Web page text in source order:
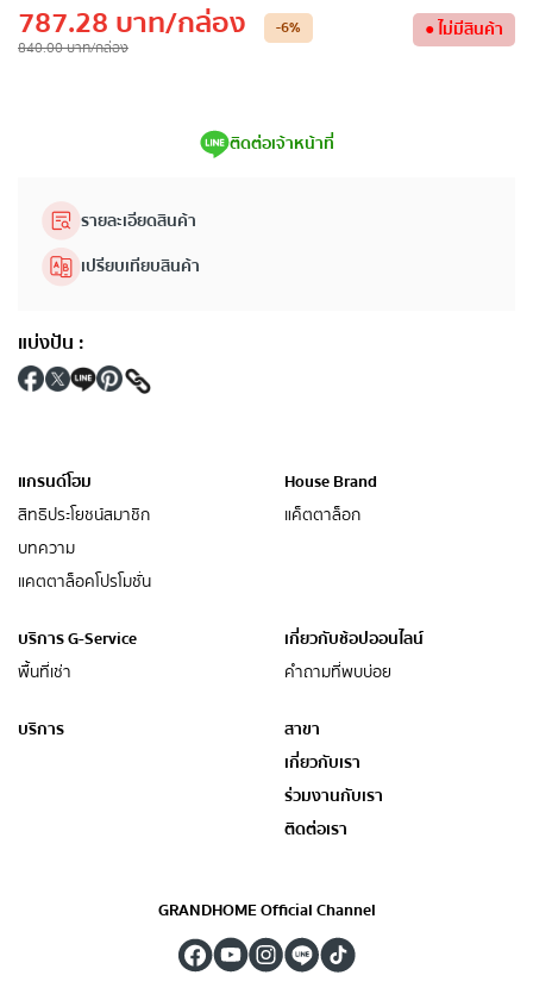
787.28 บาท/กล่อง
840.00บาท/กล่อง
-6% ●ไม่มีสินค้า
ติดต่อเจ้าหน้าที่
รายละเอียดสินค้า
เปรียบเทียบสินค้า
แบ่งปัน :
แกรนด์โฮม
สิทธิประโยชน์สมาชิก
บทความ
แคตตาล็อคโปรโมชั่น
House Brand
แค็ตตาล็อก
บริการ G-Service
พื้นที่เช่า
เกี่ยวกับช้อปออนไลน์
คำถามที่พบบ่อย
บริการ
สาขา
เกี่ยวกับเรา
ร่วมงานกับเรา
ติดต่อเรา
GRANDHOME Official Channel